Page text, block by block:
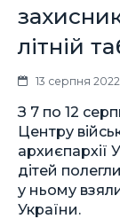
літній
13 серпня
З 7 по 12
Центру
архиєпархії
дітей
у ньому взяли
України.